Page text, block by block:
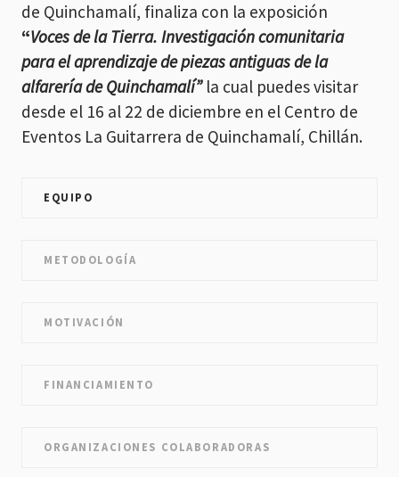
de Quinchamalí, finaliza con la exposición
“Voces de la Tierra. Investigación comunitaria
para el aprendizaje de piezas antiguas de la
alfarería de Quinchamalí” la cual puedes visitar
desde el 16 al 22 de diciembre en el Centro de
Eventos La Guitarrera de Quinchamalí, Chillán.
EQUIPO
METODOLOGÍA
MOTIVACIÓN
FINANCIAMIENTO
ORGANIZACIONES COLABORADORAS